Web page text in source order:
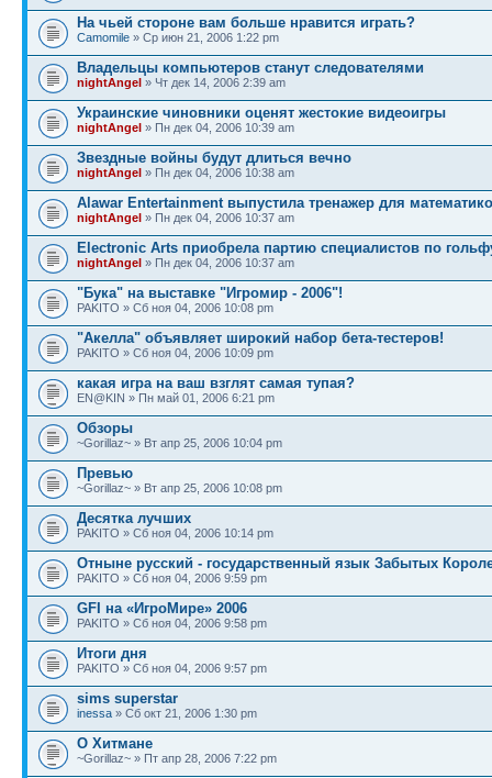
На чьей стороне вам больше нравится играть?
Camomile » Ср июн 21, 2006 1:22 pm
Владельцы компьютеров станут следователями
nightAngel » Чт дек 14, 2006 2:39 am
Украинские чиновники оценят жестокие видеоигры
nightAngel » Пн дек 04, 2006 10:39 am
Звездные войны будут длиться вечно
nightAngel » Пн дек 04, 2006 10:38 am
Alawar Entertainment выпустила тренажер для
nightAngel » Пн дек 04, 2006 10:37 am
Electronic Arts приобрела партию специалистов по
nightAngel » Пн дек 04, 2006 10:37 am
"Бука" на выставке "Игромир - 2006"!
PAKITO » Сб ноя 04, 2006 10:08 pm
"Акелла" объявляет широкий набор бета-тестеров!
PAKITO » Сб ноя 04, 2006 10:09 pm
какая игра на ваш взглят самая тупая?
EN@KIN » Пн май 01, 2006 6:21 pm
Обзоры
~Gorillaz~ » Вт апр 25, 2006 10:04 pm
Превью
~Gorillaz~ » Вт апр 25, 2006 10:08 pm
Десятка лучших
PAKITO » Сб ноя 04, 2006 10:14 pm
Отныне русский - государственный язык Забытых
PAKITO » Сб ноя 04, 2006 9:59 pm
GFI на «ИгроМире» 2006
PAKITO » Сб ноя 04, 2006 9:58 pm
Итоги дня
PAKITO » Сб ноя 04, 2006 9:57 pm
sims superstar
inessa » Сб окт 21, 2006 1:30 pm
О Хитмане
~Gorillaz~ » Пт апр 28, 2006 7:22 pm